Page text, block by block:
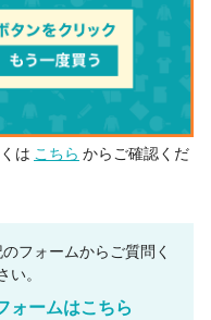
は こちら からご確認くだ
フォームからご質問く
い。
ォームはこちら